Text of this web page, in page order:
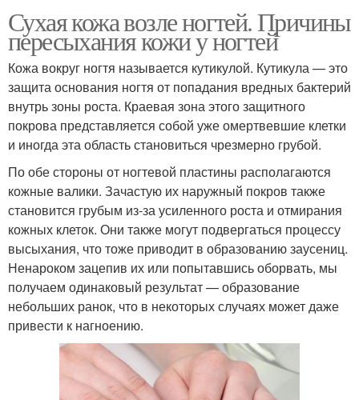
Сухая кожа возле ногтей. Причины
пересыхания кожи у ногтей
Кожа вокруг ногтя называется кутикулой. Кутикула — это
защита основания ногтя от попадания вредных бактерий
внутрь зоны роста. Краевая зона этого защитного
покрова представляется собой уже омертвевшие клетки
и иногда эта область становиться чрезмерно грубой.
По обе стороны от ногтевой пластины располагаются
кожные валики. Зачастую их наружный покров также
становится грубым из-за усиленного роста и отмирания
кожных клеток. Они также могут подвергаться процессу
высыхания, что тоже приводит в образованию заусениц.
Ненароком зацепив их или попытавшись оборвать, мы
получаем одинаковый результат — образование
небольших ранок, что в некоторых случаях может даже
привести к нагноению.